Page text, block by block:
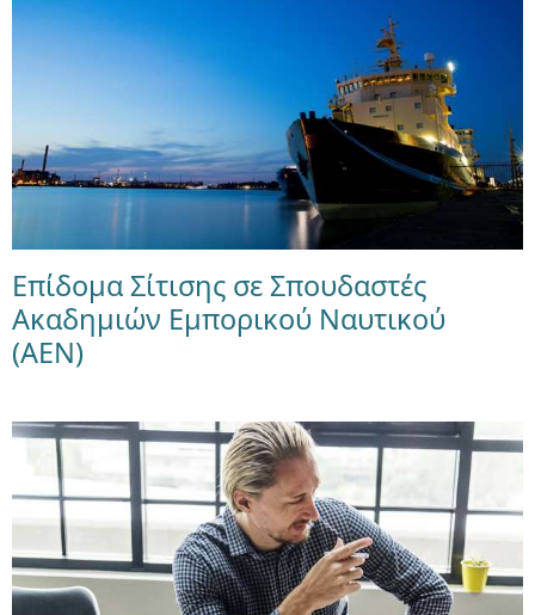
Επίδομα Σίτισης σε Σπουδαστές
Ακαδημιών Εμπορικού Ναυτικού
(ΑΕΝ)